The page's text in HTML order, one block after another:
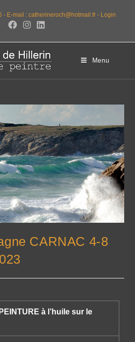
- E-mail : catherineroch@hotmail.fr - Login
Menu
CARNAC 4-8
PEINTURE à l’huile sur le